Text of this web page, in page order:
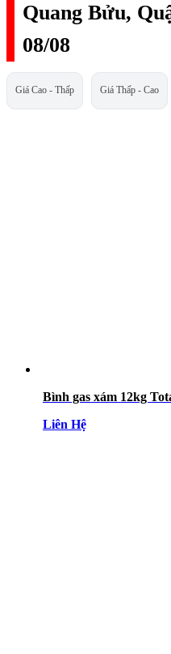
Quang Bửu,
08/08
Giá Cao - Thấp Giá Thấp - Cao
Bình gas xám 12kg
Liên Hệ